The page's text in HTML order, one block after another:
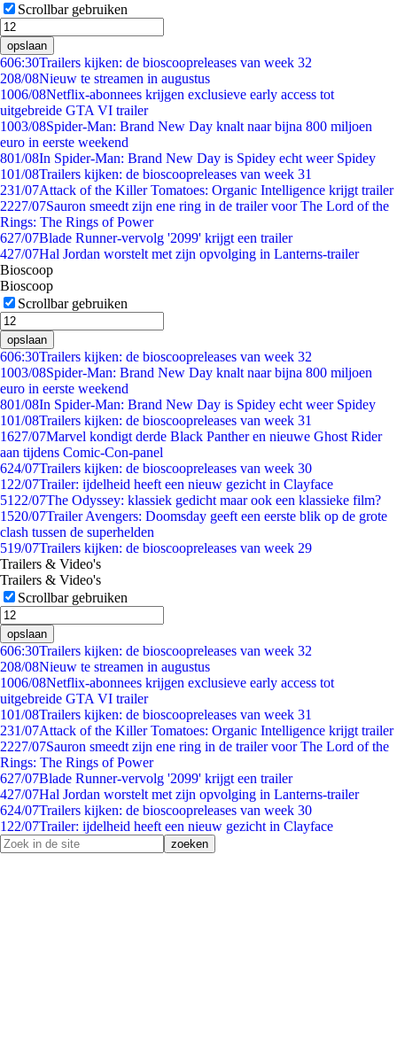
Scrollbar gebruiken
opslaan
606:30Trailers kijken: de bioscoopreleases van week 32
208/08Nieuw te streamen in augustus
1006/08Netflix-abonnees krijgen exclusieve early access tot
uitgebreide GTA VI trailer
1003/08Spider-Man: Brand New Day knalt naar bijna 800 miljoen
euro in eerste weekend
801/08In Spider-Man: Brand New Day is Spidey echt weer Spidey
101/08Trailers kijken: de bioscoopreleases van week 31
231/07Attack of the Killer Tomatoes: Organic Intelligence krijgt trailer
2227/07Sauron smeedt zijn ene ring in de trailer voor The Lord of the
Rings: The Rings of Power
627/07Blade Runner-vervolg '2099' krijgt een trailer
427/07Hal Jordan worstelt met zijn opvolging in Lanterns-trailer
Bioscoop
Bioscoop
Scrollbar gebruiken
opslaan
606:30Trailers kijken: de bioscoopreleases van week 32
1003/08Spider-Man: Brand New Day knalt naar bijna 800 miljoen
euro in eerste weekend
801/08In Spider-Man: Brand New Day is Spidey echt weer Spidey
101/08Trailers kijken: de bioscoopreleases van week 31
1627/07Marvel kondigt derde Black Panther en nieuwe Ghost Rider
aan tijdens Comic-Con-panel
624/07Trailers kijken: de bioscoopreleases van week 30
1 22/07Trailer: ijdelheid heeft een nieuw gezicht in Clayface
51 22/07The Odyssey: klassiek gedicht maar ook een klassieke film?
1520/07Trailer Avengers: Doomsday geeft een eerste blik op de grote
clash tussen de superhelden
519/07Trailers kijken: de bioscoopreleases van week 29
Trailers & Video's
Trailers & Video's
Scrollbar gebruiken
opslaan
606:30Trailers kijken: de bioscoopreleases van week 32
208/08Nieuw te streamen in augustus
1006/08Netflix-abonnees krijgen exclusieve early access tot
uitgebreide GTA VI trailer
101/08Trailers kijken: de bioscoopreleases van week 31
231/07Attack of the Killer Tomatoes: Organic Intelligence krijgt trailer
2227/07Sauron smeedt zijn ene ring in de trailer voor The Lord of the
Rings: The Rings of Power
627/07Blade Runner-vervolg '2099' krijgt een trailer
427/07Hal Jordan worstelt met zijn opvolging in Lanterns-trailer
624/07Trailers kijken: de bioscoopreleases van week 30
1 22/07Trailer: ijdelheid heeft een nieuw gezicht in Clayface